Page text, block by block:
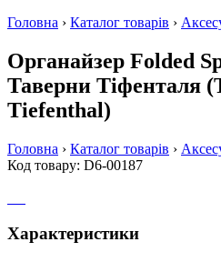
Головна › Каталог товарів ›
Органайзер Folded
Таверни Тіфенталя
Tiefenthal)
Головна › Каталог товарів ›
Код товару: D6-00187
Характеристики